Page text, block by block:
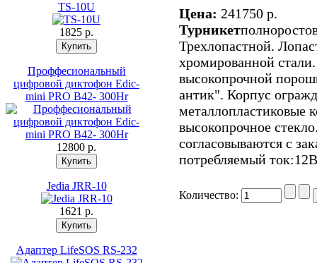
TS-10U
1825 p.
Проффесиональный
цифровой диктофон Edic-
mini PRO B42- 300Hr
12800 p.
Jedia JRR-10
1621 p.
Адаптер LifeSOS RS-232
Цена: 241750 p.
Турникет
Трехлопастной.
хромированной
высокопрочной
антик". Корпус
металлопластиковые
высокопрочное
согласовываются с
потребляемый
Количество: